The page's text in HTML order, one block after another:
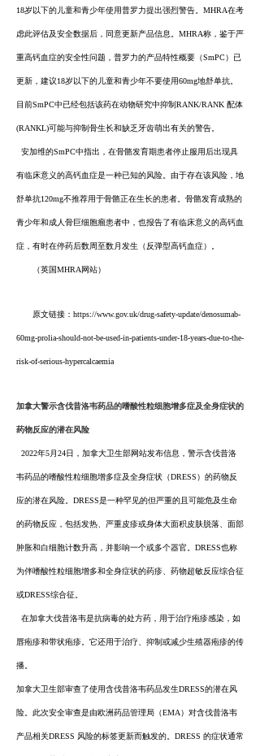
18岁以下的儿童和青少年使用普罗力提出强烈警告。MHRA在考
虑此评估及安全数据后，同意更新产品信息。MHRA称，鉴于严
重高钙血症的安全性问题，普罗力的产品特性概要（SmPC）已
更新，建议18岁以下的儿童和青少年不要使用60mg地舒单抗。
目前SmPC中已经包括该药在动物研究中抑制RANK/RANK 配体
(RANKL)可能与抑制骨生长和缺乏牙齿萌出有关的警告。
安加维的SmPC中指出，在骨骼发育期患者停止服用后出现具
有临床意义的高钙血症是一种已知的风险。由于存在该风险，地
舒单抗120mg不推荐用于骨骼正在生长的患者。骨骼发育成熟的
青少年和成人骨巨细胞瘤患者中，也报告了有临床意义的高钙血
症，有时在停药后数周至数月发生（反弹型高钙血症）。
（英国MHRA网站）
原文链接：https://www.gov.uk/drug-safety-update/denosumab-
60mg-prolia-should-not-be-used-in-patients-under-18-years-due-to-the-
risk-of-serious-hypercalcaemia
加拿大警示含伐昔洛韦药品的嗜酸性粒细胞增多症及全身症状的
药物反应的潜在风险
2022年5月24日，加拿大卫生部网站发布信息，警示含伐昔洛
韦药品的嗜酸性粒细胞增多症及全身症状（DRESS）的药物反
应的潜在风险。DRESS是一种罕见的但严重的且可能危及生命
的药物反应，包括发热、严重皮疹或身体大面积皮肤脱落、面部
肿胀和白细胞计数升高，并影响一个或多个器官。DRESS也称
为伴嗜酸性粒细胞增多和全身症状的药疹、药物超敏反应综合征
或DRESS综合征。
在加拿大伐昔洛韦是抗病毒的处方药，用于治疗疱疹感染，如
唇疱疹和带状疱疹。它还用于治疗、抑制或减少生殖器疱疹的传
播。
加拿大卫生部审查了使用含伐昔洛韦药品发生DRESS的潜在风
险。此次安全审查是由欧洲药品管理局（EMA）对含伐昔洛韦
产品相关DRESS 风险的标签更新而触发的。DRESS 的症状通常